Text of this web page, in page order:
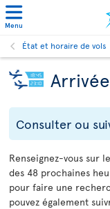
Menu
État et horaire de vols
Consulter ou
Renseignez-vous sur
des 48 prochaines
pour faire une
pouvez également